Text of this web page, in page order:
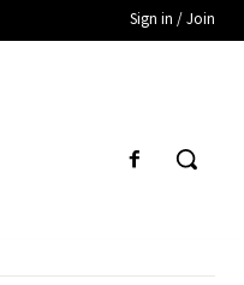
Sign in / Join